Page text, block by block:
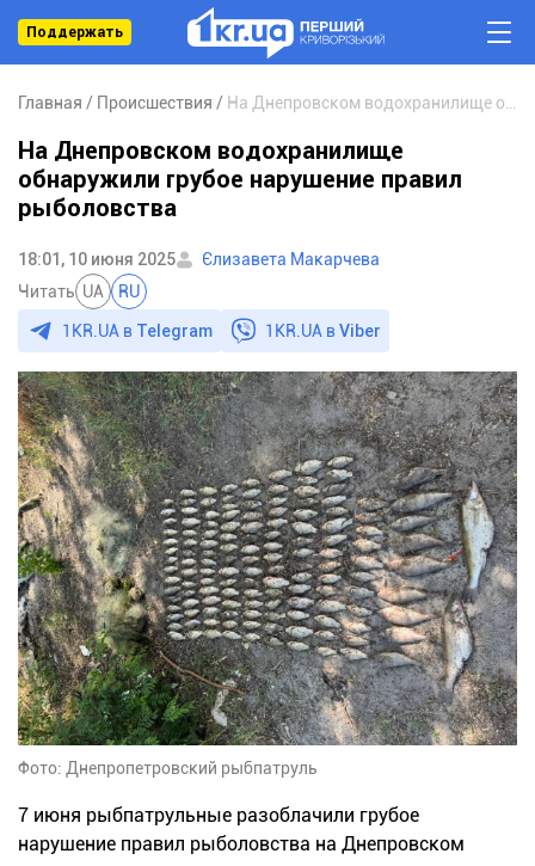
Поддержать
Главная Происшествия
На Днепровском водохранилище
обнаружили грубое нарушение правил
рыболовства
18:01, 10 июня 2025
Єлизавета Макарчева
Читать UA RU
1KR.UA в Telegram 1KR.UA вViber
Фото: Днепропетровский рыбпатруль
7 июня рыбпатрульные разоблачили грубое
нарушение правил рыболовства на Днепровском